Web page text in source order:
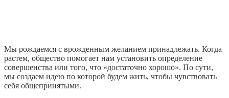
Мы рождаемся с врожденным желанием принадлежать. Когда
растем, общество помогает нам установить определение
совершенства или того, что «достаточно хорошо». По сути,
мы создаем идею по которой будем жить, чтобы чувствовать
себя общепринятыми.